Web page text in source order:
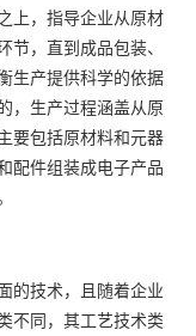
上，指导企业从原材
，直到成品包装、
生产提供科学的依据
，生产过程涵盖从原
要包括原材料和元器
配件组装成电子产品
技术，且随着企业
不同，其工艺技术类